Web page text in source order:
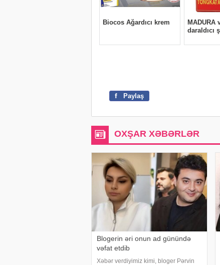
f Paylaş
OXŞAR XƏBƏRLƏR
Blogerin əri onun ad günündə
vəfat etdib
Xəbər verdiyimiz kimi, bloger Pərvin